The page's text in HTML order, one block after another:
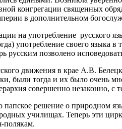
конгрегации священных
в дополнительном
на употребление русского
употребление своего языка
русским позволено
движения в крае А.В.
были тогда и их было очень
совершенно незаконно,
решение о природном
училищах. Теперь эти
полякам.